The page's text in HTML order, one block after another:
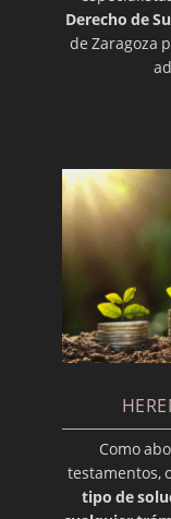
nacido
¿Que es el
¿Es
notario?
¿Quién
Derecho de
de Zaragoza
Como
testamentos,
tipo de